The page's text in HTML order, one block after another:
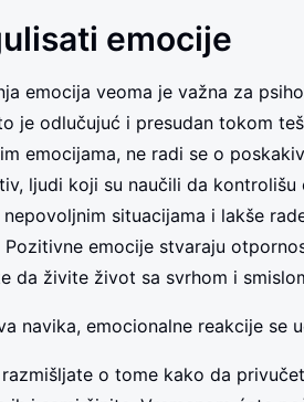
emocije
emocija veoma je važna za
je odlučujuć i presudan tokom
emocijama, ne radi se o
ljudi koji su naučili da
nepovoljnim situacijama i lakše
emocije stvaraju
da živite život sa svrhom i
navika, emocionalne reakcije se
razmišljate o tome kako da